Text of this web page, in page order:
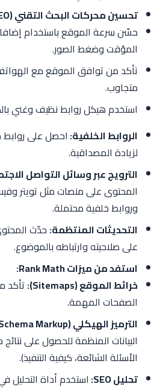
تحسين محركات البحث التقني (Technical SEO):
حسّن سرعة الموقع باستخدام
المؤقت وضغط الصور.
تأكد من توافق الموقع مع
متجاوب.
استخدم هيكل روابط نظيف وغني
الروابط الخلفية: احصل على
لزيادة المصداقية.
الترويج عبر وسائل التواصل
المحتوى على منصات مثل تويتر
وروابط خلفية محتملة.
التحديثات المنتظمة: حدّث
على صلاحيته وارتباطه بالموضوع.
استفد من ميزات Rank Math:
خرائط الموقع (Sitemaps):
الصفحات المهمة.
الترميز الهيكلي (Schema Markup):
البيانات المنظمة للحصول على
الأسئلة الشائعة، كيفية التنفيذ).
تحليل SEO: